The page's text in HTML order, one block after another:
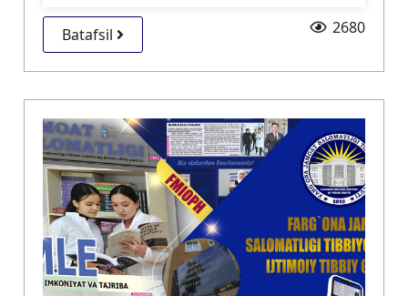
Batafsil 2680